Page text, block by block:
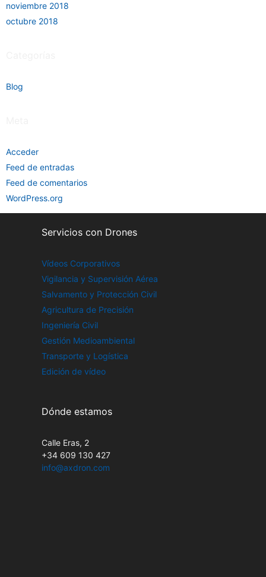
noviembre 2018
octubre 2018
Blog
Acceder
Feed de entradas
Feed de comentarios
WordPress.org
Servicios con Drones
Vídeos Corporativos
Vigilancia y Supervisión Aérea
Salvamento y Protección Civil
Agricultura de Precisión
Ingeniería Civil
Gestión Medioambiental
Transporte y Logística
Edición de vídeo
Dónde estamos
Calle Eras, 2
+34 609 130 427
info@axdron.com